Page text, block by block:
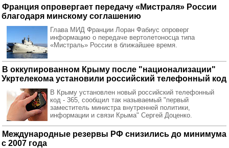
Франция опровергает передачу «Мистраля» России
благодаря минскому соглашению
Глава МИД Франции Лоран Фабиус опроверг
информацию о передаче вертолетоносца типа
«Мистраль» России в ближайшее время.
В оккупированном Крыму после "национализации"
Укртелекома установили российский телефонный код
В Крыму установлен новый российский телефонный
код - 365, сообщил так называемый "первый
заместитель министра внутренней политики,
информации и связи Крыма" Сергей Доценко.
Международные резервы РФ снизились до минимума
с 2007 года